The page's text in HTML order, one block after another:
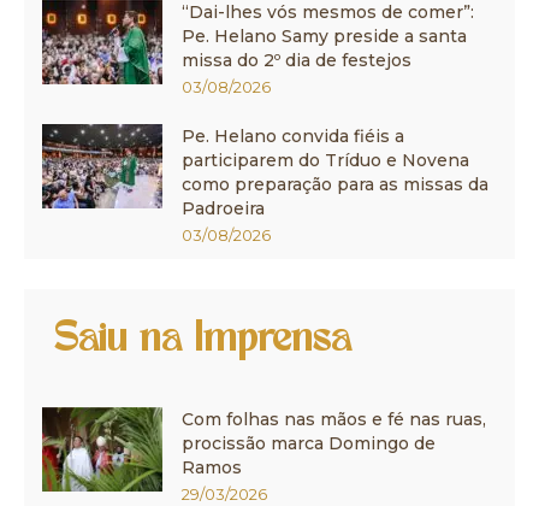
“Dai-lhes vós mesmos de comer”:
Pe. Helano Samy preside a santa
missa do 2º dia de festejos
03/08/2026
Pe. Helano convida fiéis a
participarem do Tríduo e Novena
como preparação para as missas da
Padroeira
03/08/2026
Saiu na Imprensa
Com folhas nas mãos e fé nas ruas,
procissão marca Domingo de
Ramos
29/03/2026